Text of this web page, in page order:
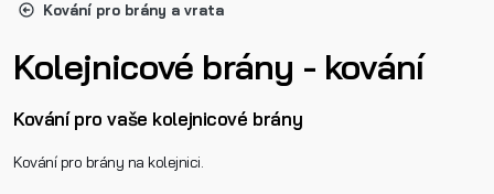
Kování pro brány a vrata
Kolejnicové brány - kování
Kování pro vaše kolejnicové brány
Kování pro brány na kolejnici.